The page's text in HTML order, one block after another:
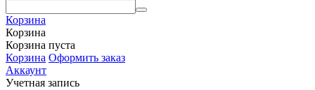
Корзина
Корзина
Корзина пуста
Корзина Оформить заказ
Аккаунт
Учетная запись